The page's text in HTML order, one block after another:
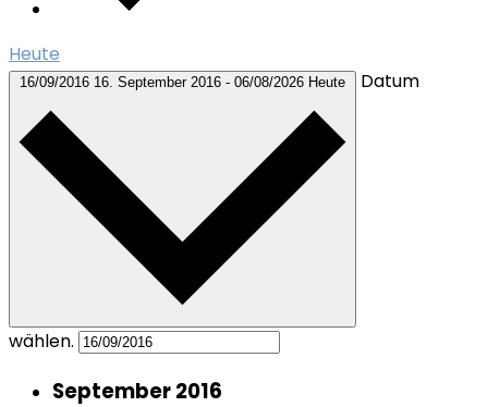
Heute
16/09/2016 16. September 2016 - 06/08/2026 Heute Datum
wählen.
September 2016